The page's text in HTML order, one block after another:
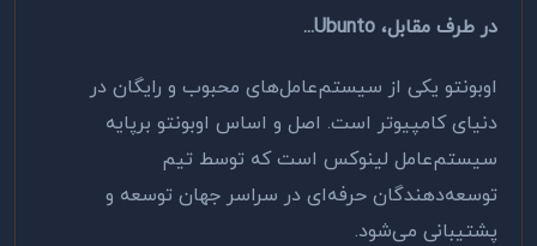
در طرف مقابل، Ubunto
...
اوبونتو یکی از سیستم‌عامل‌های محبوب و رایگان در
دنیای کامپیوتر است. اصل و اساس اوبونتو برپایه
سیستم‌عامل لینوکس است که توسط تیم
توسعه‌دهندگان حرفه‌ای در سراسر جهان توسعه و
پشتیبانی می‌شود.